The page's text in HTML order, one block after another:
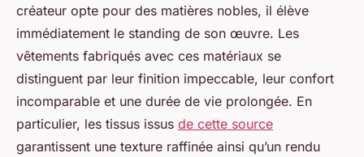
créateur opte pour des matières nobles, il élève
immédiatement le standing de son œuvre. Les
vêtements fabriqués avec ces matériaux se
distinguent par leur finition impeccable, leur confort
incomparable et une durée de vie prolongée. En
particulier, les tissus issus de cette source
garantissent une texture raffinée ainsi qu’un rendu